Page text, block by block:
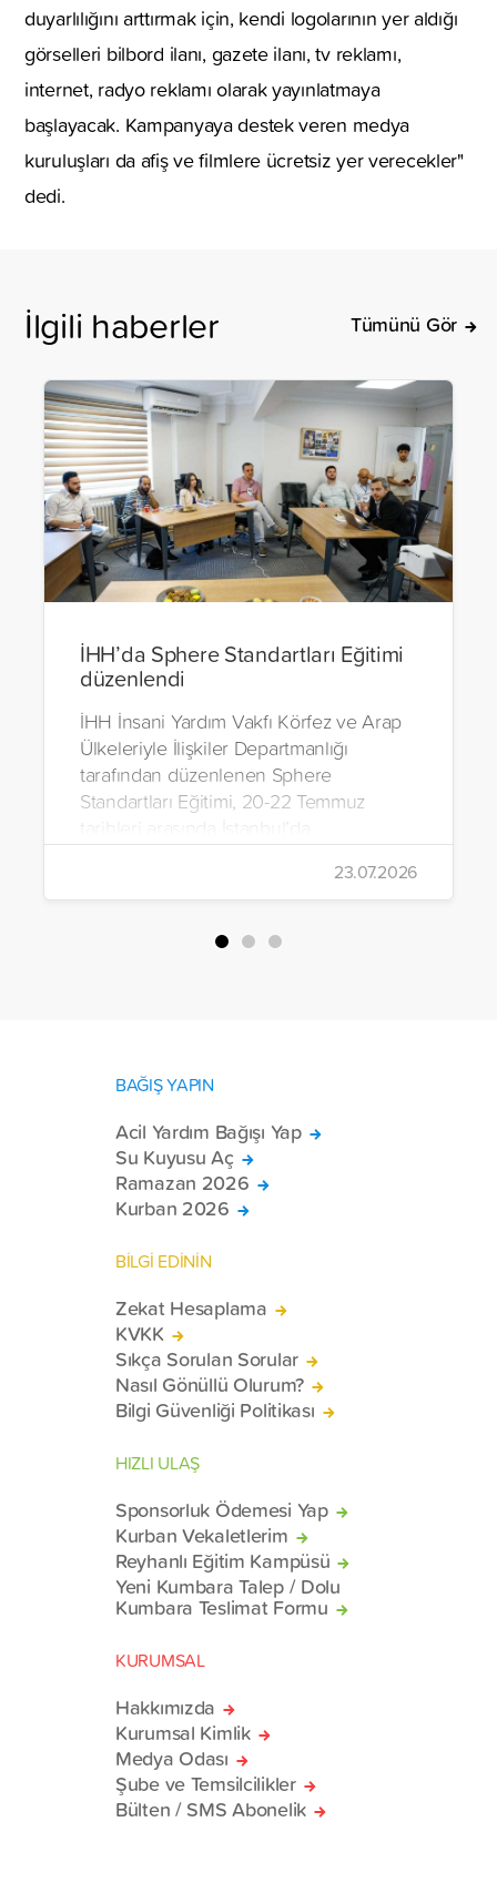
duyarlılığını arttırmak için, kendi logolarının yer aldığı
görselleri bilbord ilanı, gazete ilanı, tv reklamı,
internet, radyo reklamı olarak yayınlatmaya
başlayacak. Kampanyaya destek veren medya
kuruluşları da afiş ve filmlere ücretsiz yer verecekler"
dedi.
İlgili haberler Tümünü Gör
İHH’da Sphere Standartları Eğitimi
düzenlendi
İHH İnsani Yardım Vakfı Körfez ve Arap
Ülkeleriyle İlişkiler Departmanlığı
tarafından düzenlenen Sphere
Standartları Eğitimi, 20-22 Temmuz
gerçekleştirildi.
23.07.2026
BAĞIŞ YAPIN
Acil Yardım Bağışı Yap
Su Kuyusu Aç
Ramazan 2026
Kurban 2026
BİLGİ EDİNİN
Zekat Hesaplama
KVKK
Sıkça Sorulan Sorular
Nasıl Gönüllü Olurum?
Bilgi Güvenliği Politikası
HIZLI ULAŞ
Sponsorluk Ödemesi Yap
Kurban Vekaletlerim
Reyhanlı Eğitim Kampüsü
Yeni Kumbara Talep / Dolu
Kumbara Teslimat Formu
KURUMSAL
Hakkımızda
Kurumsal Kimlik
Medya Odası
Şube ve Temsilcilikler
Bülten / SMS Abonelik